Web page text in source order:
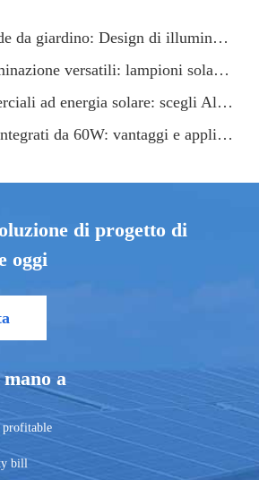
Design di illuminazione creativa ecologica
lampioni solari separati In spazi commerciali
solare: scegli All-in-two, Two-in-one o Split?
da 60W: vantaggi e applicazioni
di progetto di
oggi
a
profitable
bill